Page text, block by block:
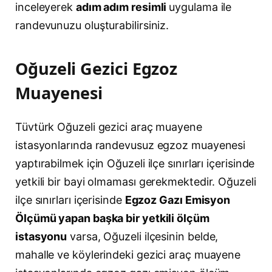
inceleyerek adım adım resimli uygulama ile
randevunuzu oluşturabilirsiniz.
Oğuzeli Gezici Egzoz
Muayenesi
Tüvtürk Oğuzeli gezici araç muayene
istasyonlarında randevusuz egzoz muayenesi
yaptırabilmek için Oğuzeli ilçe sınırları içerisinde
yetkili bir bayi olmaması gerekmektedir. Oğuzeli
ilçe sınırları içerisinde Egzoz Gazı Emisyon
Ölçümü yapan başka bir yetkili ölçüm
istasyonu varsa, Oğuzeli ilçesinin belde,
mahalle ve köylerindeki gezici araç muayene